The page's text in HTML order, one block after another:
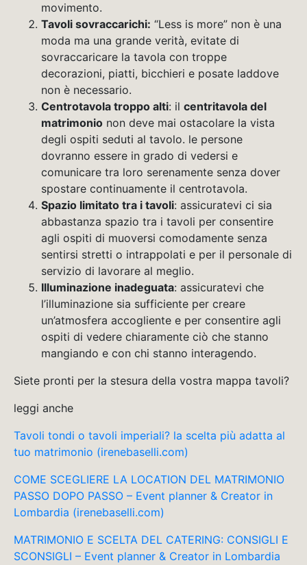
movimento.
Tavoli sovraccarichi: “Less is more” non è una
moda ma una grande verità, evitate di
sovraccaricare la tavola con troppe
decorazioni, piatti, bicchieri e posate laddove
non è necessario.
Centrotavola troppo alti: il centritavola del
matrimonio non deve mai ostacolare la vista
degli ospiti seduti al tavolo. le persone
dovranno essere in grado di vedersi e
comunicare tra loro serenamente senza dover
spostare continuamente il centrotavola.
Spazio limitato tra i tavoli: assicuratevi ci sia
abbastanza spazio tra i tavoli per consentire
agli ospiti di muoversi comodamente senza
sentirsi stretti o intrappolati e per il personale di
servizio di lavorare al meglio.
Illuminazione inadeguata: assicuratevi che
l’illuminazione sia sufficiente per creare
un’atmosfera accogliente e per consentire agli
ospiti di vedere chiaramente ciò che stanno
mangiando e con chi stanno interagendo.
Siete pronti per la stesura della vostra mappa tavoli?
leggi anche
Tavoli tondi o tavoli imperiali? la scelta più adatta al
tuo matrimonio (irenebaselli.com)
COME SCEGLIERE LA LOCATION DEL MATRIMONIO
PASSO DOPO PASSO – Event planner & Creator in
Lombardia (irenebaselli.com)
MATRIMONIO E SCELTA DEL CATERING: CONSIGLI E
SCONSIGLI – Event planner & Creator in Lombardia